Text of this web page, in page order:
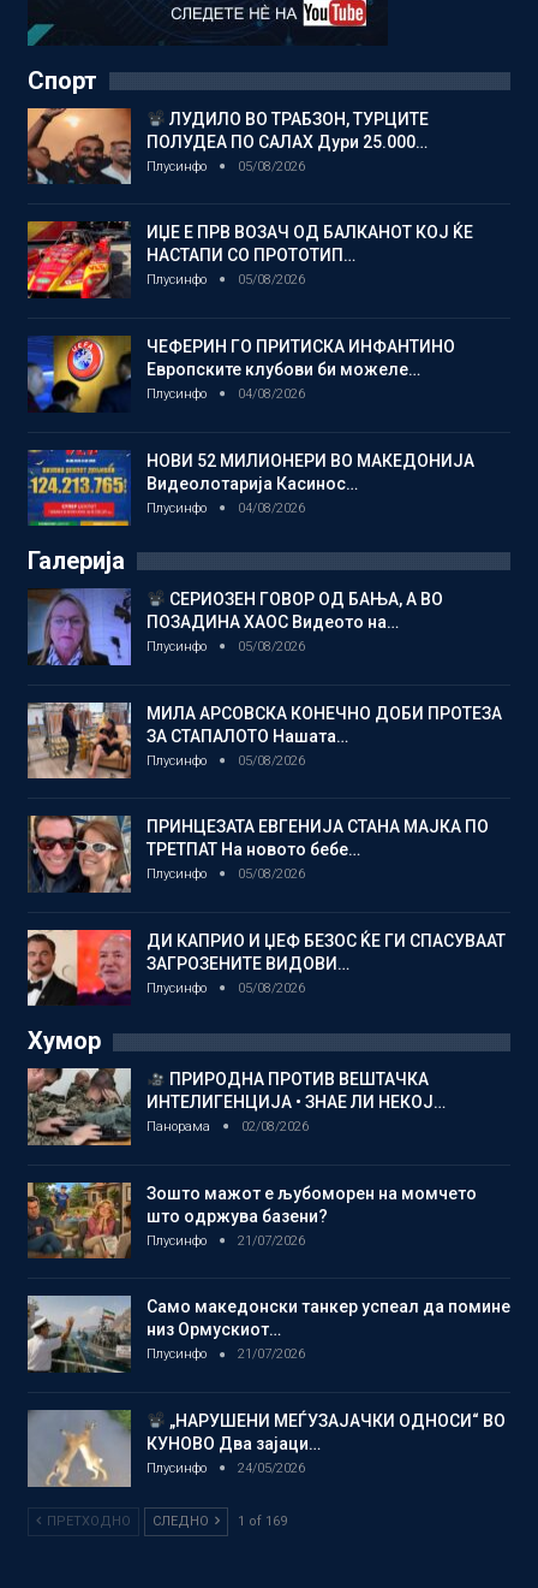
Спорт
ЛУДИЛО ВО ТРАБЗОН, ТУРЦИТЕ
ПОЛУДЕА ПО САЛАХ Дури 25.000…
Плусинфо 05/08/2026
ИЏЕ Е ПРВ ВОЗАЧ ОД БАЛКАНОТ КОЈ ЌЕ
НАСТАПИ СО ПРОТОТИП…
Плусинфо 05/08/2026
ЧЕФЕРИН ГО ПРИТИСКА ИНФАНТИНО
Европските клубови би можеле…
Плусинфо 04/08/2026
НОВИ 52 МИЛИОНЕРИ ВО МАКЕДОНИЈА
Видеолотарија Касинос…
Плусинфо 04/08/2026
Галерија
СЕРИОЗЕН ГОВОР ОД БАЊА, А ВО
ПОЗАДИНА ХАОС Видеото на…
Плусинфо 05/08/2026
МИЛА АРСОВСКА КОНЕЧНО ДОБИ ПРОТЕЗА
ЗА СТАПАЛОТО Нашата…
Плусинфо 05/08/2026
ПРИНЦЕЗАТА ЕВГЕНИЈА СТАНА МАЈКА ПО
ТРЕТПАТ На новото бебе…
Плусинфо 05/08/2026
ДИ КАПРИО И ЏЕФ БЕЗОС ЌЕ ГИ СПАСУВААТ
ЗАГРОЗЕНИТЕ ВИДОВИ…
Плусинфо 05/08/2026
Хумор
ПРИРОДНА ПРОТИВ ВЕШТАЧКА
ИНТЕЛИГЕНЦИЈА • ЗНАЕ ЛИ НЕКОЈ…
Панорама 02/08/2026
Зошто мажот е љубоморен на момчето
што одржува базени?
Плусинфо 21/07/2026
Само македонски танкер успеал да помине
низ Ормускиот…
Плусинфо 21/07/2026
„НАРУШЕНИ МЕЃУЗАЈАЧКИ ОДНОСИ“ ВО
КУНОВО Два зајаци…
Плусинфо 24/05/2026
ПРЕТХОДНО СЛЕДНО 1 of 169